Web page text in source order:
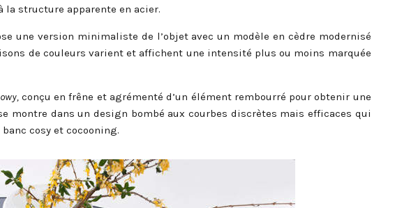
la structure apparente en acier.
une version minimaliste de l’objet avec un modèle en cèdre modernisé
de couleurs varient et affichent une intensité plus ou moins marquée
conçu en frêne et agrémenté d’un élément rembourré pour obtenir une
montre dans un design bombé aux courbes discrètes mais efficaces qui
cosy et cocooning.